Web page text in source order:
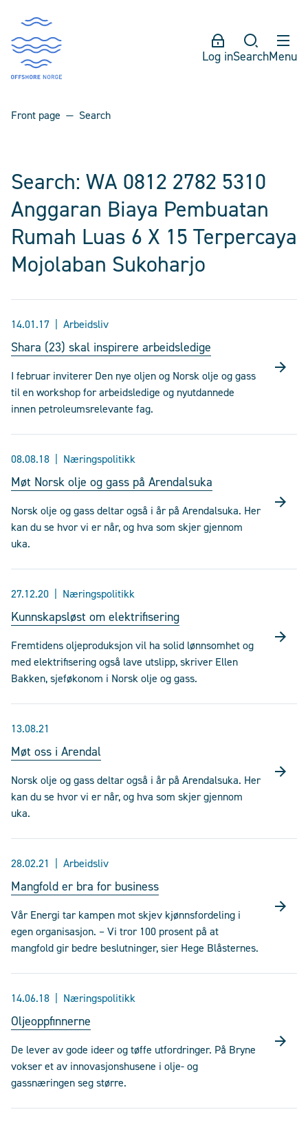
Log inSearchMenu
Front page Search
Search: WA 0812 2782 5310
Anggaran Biaya Pembuatan
Rumah Luas 6 X 15 Terpercaya
Mojolaban Sukoharjo
14.01.17 Arbeidsliv
Shara (23) skal inspirere arbeidsledige
I februar inviterer Den nye oljen og Norsk olje og gass
til en workshop for arbeidsledige og nyutdannede
innen petroleumsrelevante fag.
08.08.18 Næringspolitikk
Møt Norsk olje og gass på Arendalsuka
Norsk olje og gass deltar også i år på Arendalsuka. Her
kan du se hvor vi er når, og hva som skjer gjennom
uka.
27.12.20 Næringspolitikk
Kunnskapsløst om elektrifisering
Fremtidens oljeproduksjon vil ha solid lønnsomhet og
med elektrifisering også lave utslipp, skriver Ellen
Bakken, sjeføkonom i Norsk olje og gass.
13.08.21
Møt oss i Arendal
Norsk olje og gass deltar også i år på Arendalsuka. Her
kan du se hvor vi er når, og hva som skjer gjennom
uka.
28.02.21 Arbeidsliv
Mangfold er bra for business
Vår Energi tar kampen mot skjev kjønnsfordeling i
egen organisasjon. – Vi tror 100 prosent på at
mangfold gir bedre beslutninger, sier Hege Blåsternes.
14.06.18 Næringspolitikk
Oljeoppfinnerne
De lever av gode ideer og tøffe utfordringer. På Bryne
vokser et av innovasjonshusene i olje- og
gassnæringen seg større.